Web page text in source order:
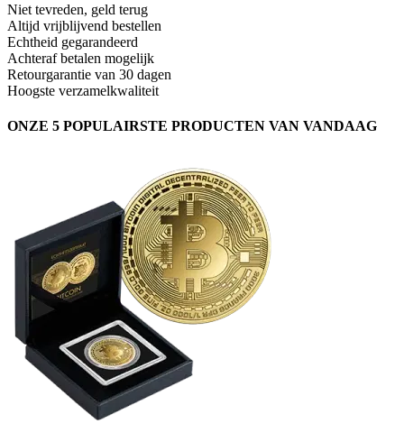
Niet tevreden, geld terug
Altijd vrijblijvend bestellen
Echtheid gegarandeerd
Achteraf betalen mogelijk
Retourgarantie van 30 dagen
Hoogste verzamelkwaliteit
ONZE 5 POPULAIRSTE PRODUCTEN VAN VANDAAG